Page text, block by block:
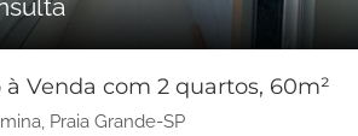
à Venda com 2 quartos, 60m²
Praia Grande-SP